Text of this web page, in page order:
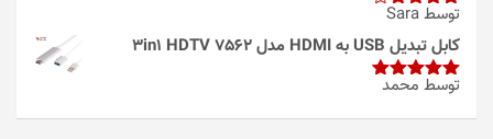
امتیاز4
از 5
توسط Sara
کابل تبدیل USB به HDMI مدل 3in1 HDTV 7562
امتیاز5از
توسط محمد